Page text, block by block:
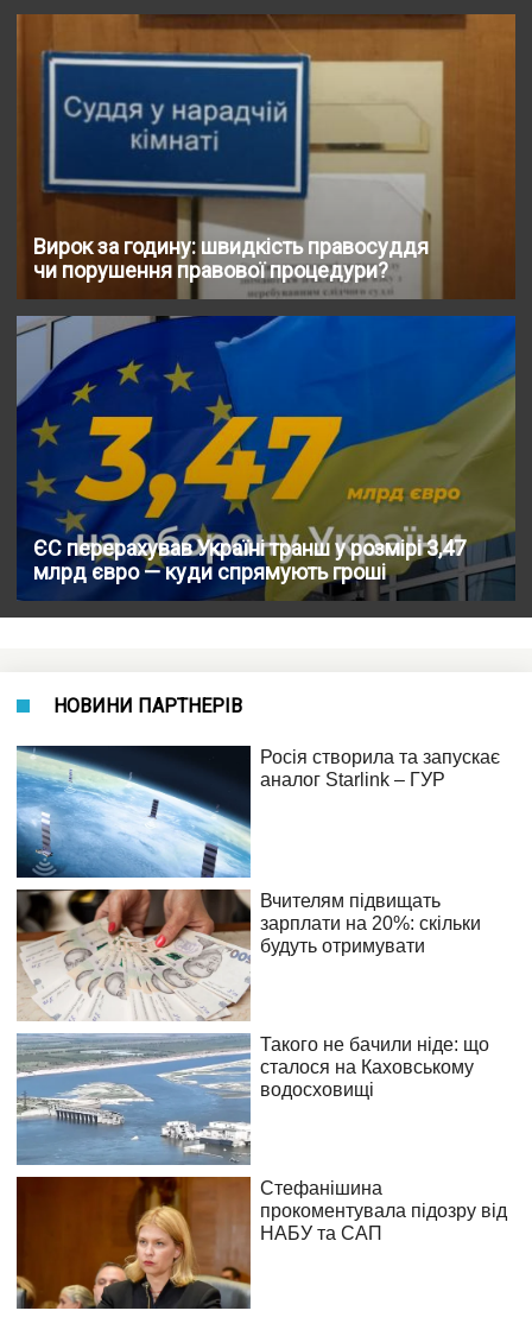
Вирок за годину: швидкість правосуддя
чи порушення правової процедури?
ЄС перерахував Україні транш у розмірі 3,47
млрд євро — куди спрямують гроші
НОВИНИ ПАРТНЕРІВ